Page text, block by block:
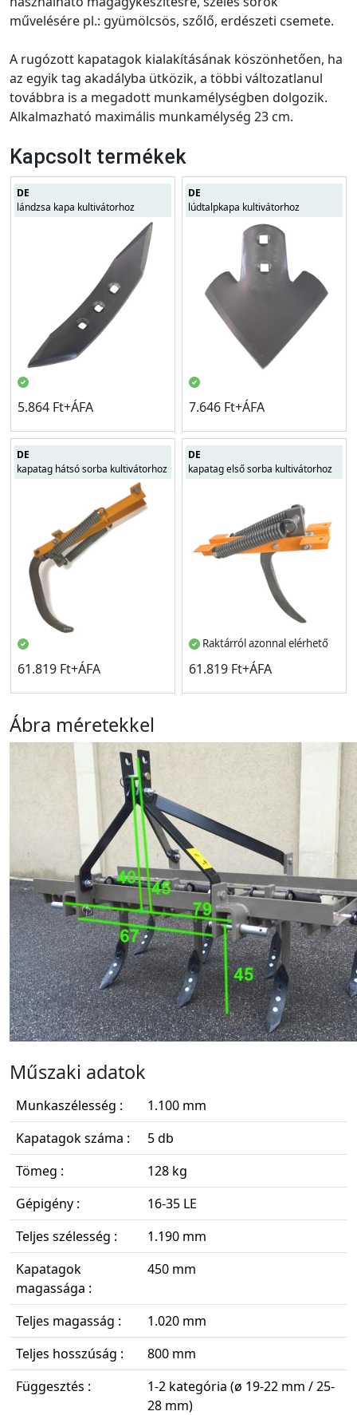
művelésére pl.: gyümölcsös, szőlő, erdészeti csemete.
A rugózott kapatagok kialakításának köszönhetően, ha
az egyik tag akadályba ütközik, a többi változatlanul
továbbra is a megadott munkamélységben dolgozik.
Alkalmazható maximális munkamélység 23 cm.
Kapcsolt termékek
DE
lándzsa kapa kultivátorhoz
5.864 Ft+ÁFA
DE
lúdtalpkapa kultivátorhoz
7.646 Ft+ÁFA
DE
kapatag hátsó sorba kultivátorhoz
61.819 Ft+ÁFA
DE
kapatag első sorba kultivátorhoz
Raktárról azonnal elérhető
61.819 Ft+ÁFA
Ábra méretekkel
Műszaki adatok
Munkaszélesség :
1.100 mm
Kapatagok száma :
5 db
Tömeg :
128 kg
Gépigény :
16-35 LE
Teljes szélesség :
1.190 mm
Kapatagok
magassága :
450 mm
Teljes magasság :
1.020 mm
Teljes hosszúság :
800 mm
Függesztés :
1-2 kategória (ø 19-22 mm / 25-
28 mm)